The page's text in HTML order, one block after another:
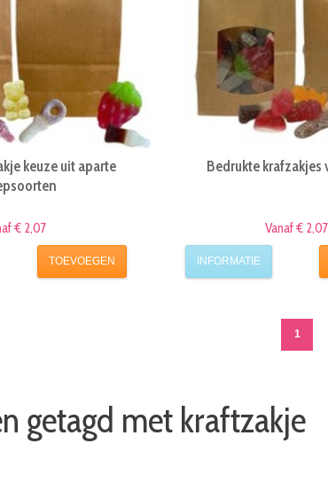
keuze uit aparte
€ 2,07
TOEVOEGEN
Bedrukte krafzakjes
Vanaf € 2,07
INFORMATIE
1
getagd met kraftzakje